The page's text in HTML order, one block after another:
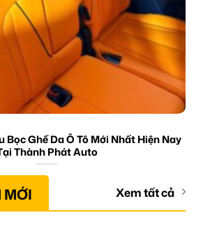
Bọc Ghế Da Ô Tô Mới Nhất Hiện Nay
Thành Phát Auto
MỚI Xem tất cả